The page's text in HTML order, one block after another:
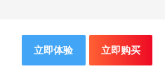
立即体验 立即购买